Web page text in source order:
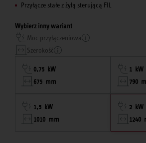
Przyłącze stałe z żyłą sterującą FIL
Wybierz inny wariant
Moc przyłączeniowa
Szerokość
0,75 kW
675 mm
1 kW
790
1,5 kW
1010 mm
2 kW
1240